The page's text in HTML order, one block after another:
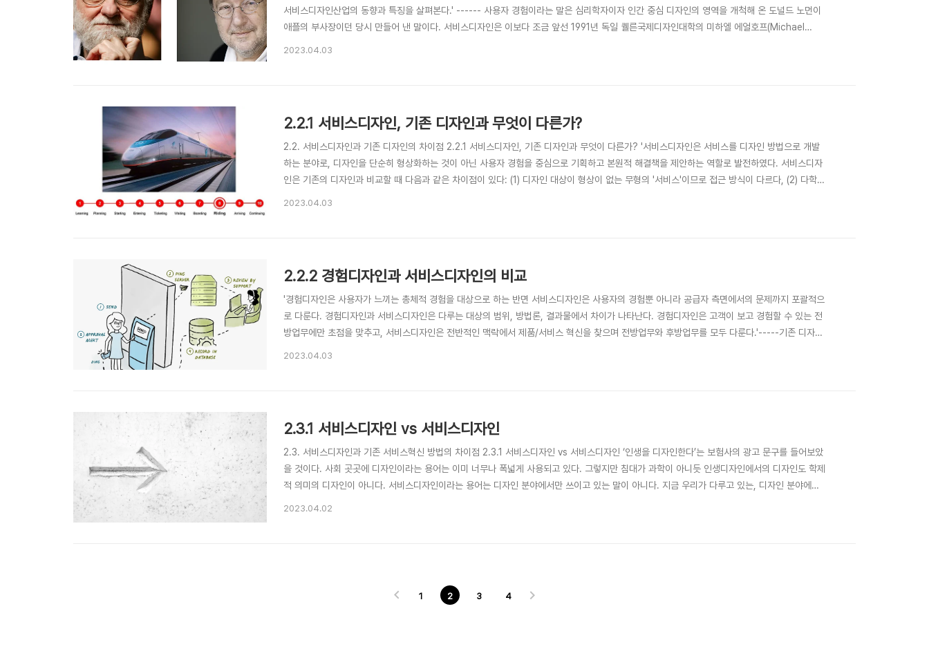
서비스디자인산업의 동향과 특징을 살펴본다.' ------ 사용자 경험이라는 말은 심리학자이자 인간 중심 디자인의 영역을 개척해 온 도널드 노먼이
애플의 부사장이던 당시 만들어 낸 말이다. 서비스디자인은 이보다 조금 앞선 1991년 독일 퀠른국제디자인대학의 미하엘 에얼호프(Michael
2023.04.03
2.2.1 서비스디자인, 기존 디자인과 무엇이 다른가?
2.2. 서비스디자인과 기존 디자인의 차이점 2.2.1 서비스디자인, 기존 디자인과 무엇이 다른가? '서비스디자인은 서비스를 디자인 방법으로 개발
하는 분야로, 디자인을 단순히 형상화하는 것이 아닌 사용자 경험을 중심으로 기획하고 본원적 해결책을 제안하는 역할로 발전하였다. 서비스디자
인은 기존의 디자인과 비교할 때 다음과 같은 차이점이 있다: (1) 디자인 대상이 형상이 없는 무형의 '서비스'이므로 접근 방식이 다르다, (2) 다학제
2023.04.03
2.2.2 경험디자인과 서비스디자인의 비교
'경험디자인은 사용자가 느끼는 총체적 경험을 대상으로 하는 반면 서비스디자인은 사용자의 경험뿐 아니라 공급자 측면에서의 문제까지 포괄적으
로 다룬다. 경험디자인과 서비스디자인은 다루는 대상의 범위, 방법론, 결과물에서 차이가 나타난다. 경험디자인은 고객이 보고 경험할 수 있는 전
방업무에만 초점을 맞추고, 서비스디자인은 전반적인 맥락에서 제품/서비스 혁신을 찾으며 전방업무와 후방업무를 모두 다룬다.'-----기존 디자인
2023.04.03
2.3.1 서비스디자인 vs 서비스디자인
2.3. 서비스디자인과 기존 서비스혁신 방법의 차이점 2.3.1 서비스디자인 vs 서비스디자인 ‘인생을 디자인한다’는 보험사의 광고 문구를 들어보았
을 것이다. 사회 곳곳에 디자인이라는 용어는 이미 너무나 폭넓게 사용되고 있다. 그렇지만 침대가 과학이 아니듯 인생디자인에서의 디자인도 학제
적 의미의 디자인이 아니다. 서비스디자인이라는 용어는 디자인 분야에서만 쓰이고 있는 말이 아니다. 지금 우리가 다루고 있는, 디자인 분야에서
2023.04.02
1 2 3 4